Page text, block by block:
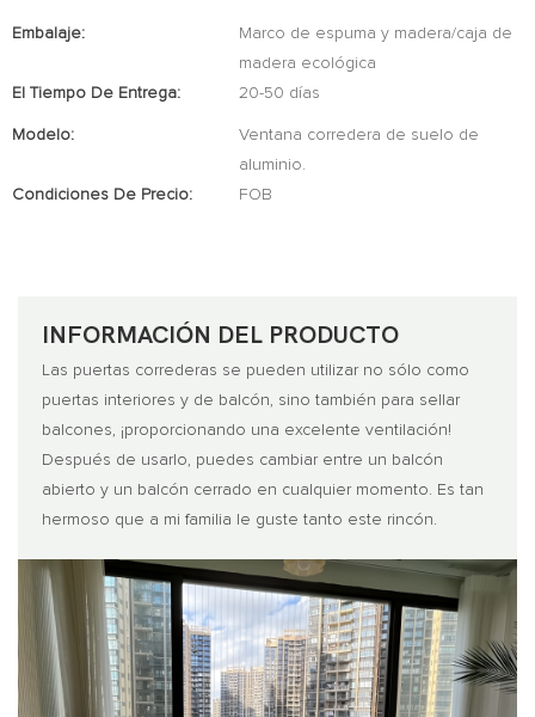
Embalaje:
Marco de espuma y madera/caja de
madera ecológica
El Tiempo De Entrega:
20-50 días
Modelo:
Ventana corredera de suelo de
aluminio.
Condiciones De Precio:
FOB
INFORMACIÓN DEL PRODUCTO
Las puertas correderas se pueden utilizar no sólo como
puertas interiores y de balcón, sino también para sellar
balcones, ¡proporcionando una excelente ventilación!
Después de usarlo, puedes cambiar entre un balcón
abierto y un balcón cerrado en cualquier momento. Es tan
hermoso que a mi familia le guste tanto este rincón.